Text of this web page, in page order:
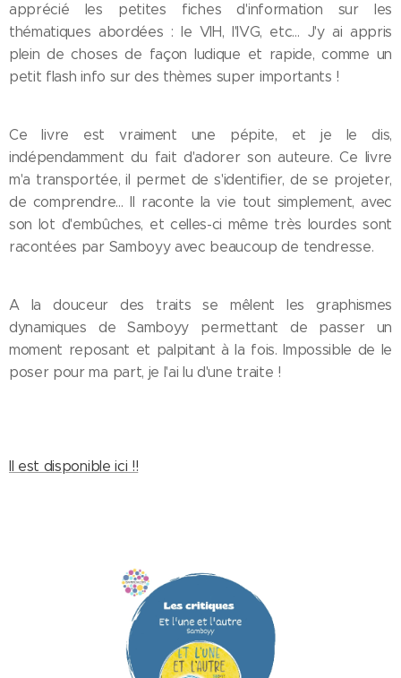
apprécié les petites fiches d'information sur les
thématiques abordées : le VIH, l'IVG, etc… J'y ai appris
plein de choses de façon ludique et rapide, comme un
petit flash info sur des thèmes super importants !
Ce livre est vraiment une pépite, et je le dis,
indépendamment du fait d'adorer son auteure. Ce livre
m'a transportée, il permet de s'identifier, de se projeter,
de comprendre… Il raconte la vie tout simplement, avec
son lot d'embûches, et celles-ci même très lourdes sont
racontées par Samboyy avec beaucoup de tendresse.
A la douceur des traits se mêlent les graphismes
dynamiques de Samboyy permettant de passer un
moment reposant et palpitant à la fois. Impossible de le
poser pour ma part, je l'ai lu d'une traite !
Il est disponible ici !!